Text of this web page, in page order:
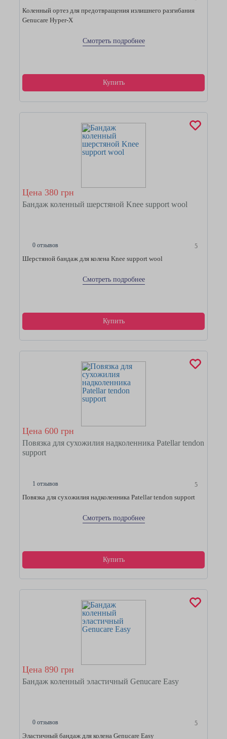
Коленный ортез для предотвращения излишнего разгибания
Genucare Hyper-X
Смотреть подробнее
Купить
Цена 380 грн
Бандаж коленный шерстяной Knee support wool
0 отзывов 5
Шерстяной бандаж для колена Knee support wool
Смотреть подробнее
Купить
Цена 600 грн
Повязка для сухожилия надколенника Patellar tendon
support
1 отзывов 5
Повязка для сухожилия надколенника Patellar tendon support
Смотреть подробнее
Купить
Цена 890 грн
Бандаж коленный эластичный Genucare Easy
0 отзывов 5
Эластичный бандаж для колена Genucare Easy